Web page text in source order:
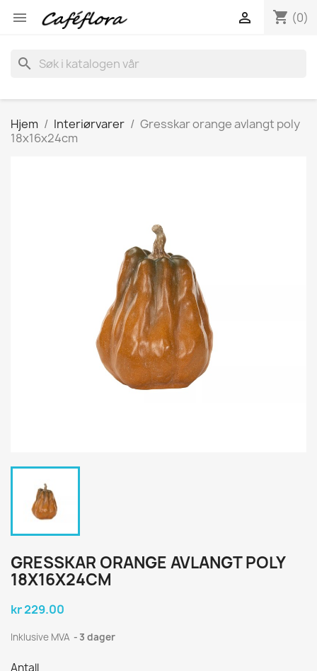
 shopping_cart (0)

search
Hjem Interiørvarer
Gresskar orange avlangt poly
18x16x24cm
GRESSKAR ORANGE AVLANGT POLY
18X16X24CM
kr 229.00
Inklusive MVA 3 dager
Antall